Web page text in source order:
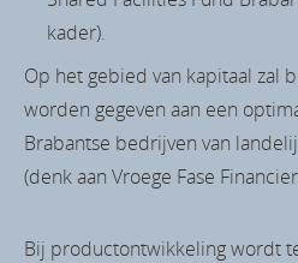
kader).
Op het gebied van kapitaal zal
worden gegeven aan een
Brabantse bedrijven van
(denk aan Vroege Fase
Bij productontwikkeling wordt